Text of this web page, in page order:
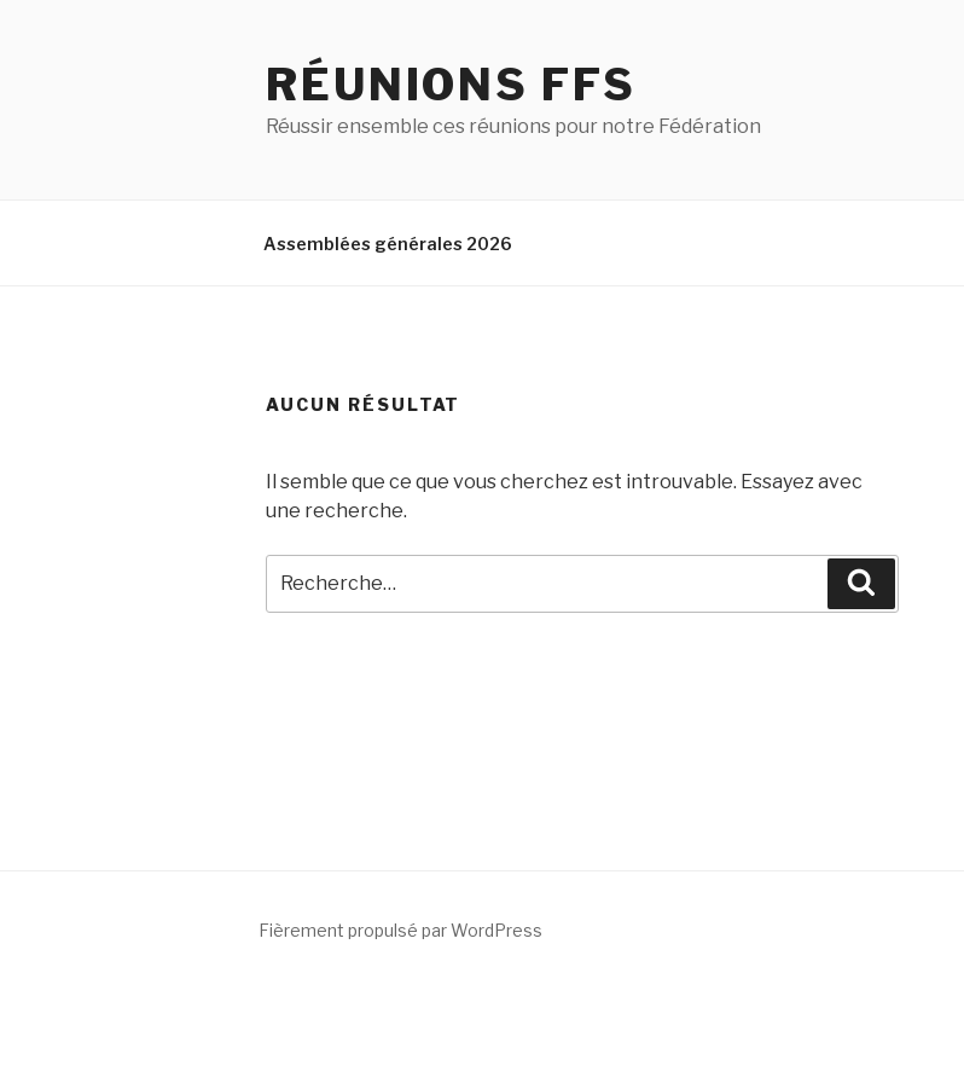
RÉUNIONS FFS
Réussir ensemble ces réunions pour notre Fédération
Assemblées générales 2026
AUCUN RÉSULTAT
Il semble que ce que vous cherchez est introuvable. Essayez avec
une recherche.
Fièrement propulsé par WordPress